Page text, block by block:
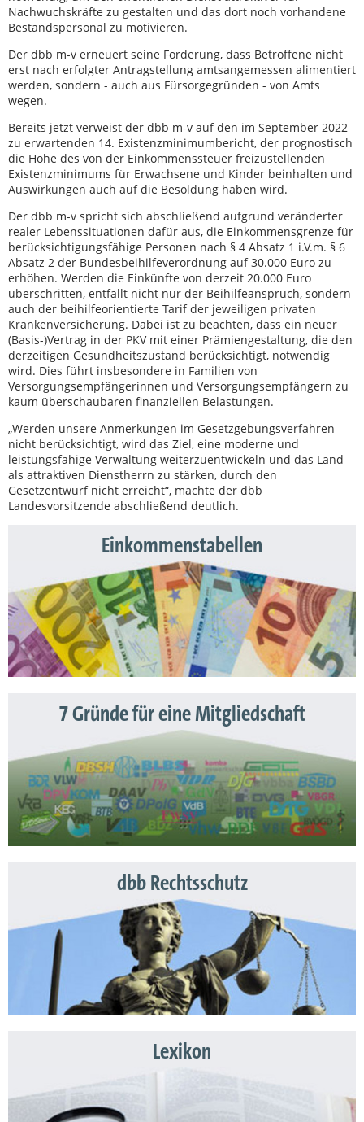
Nachwuchskräfte zu gestalten und das dort noch vorhandene
Bestandspersonal zu motivieren.
Der dbb m-v erneuert seine Forderung, dass Betroffene nicht
erst nach erfolgter Antragstellung amtsangemessen alimentiert
werden, sondern - auch aus Fürsorgegründen - von Amts
wegen.
Bereits jetzt verweist der dbb m-v auf den im September 2022
zu erwartenden 14. Existenzminimumbericht, der prognostisch
die Höhe des von der Einkommenssteuer freizustellenden
Existenzminimums für Erwachsene und Kinder beinhalten und
Auswirkungen auch auf die Besoldung haben wird.
Der dbb m-v spricht sich abschließend aufgrund veränderter
realer Lebenssituationen dafür aus, die Einkommensgrenze für
berücksichtigungsfähige Personen nach § 4 Absatz 1 i.V.m. § 6
Absatz 2 der Bundesbeihilfeverordnung auf 30.000 Euro zu
erhöhen. Werden die Einkünfte von derzeit 20.000 Euro
überschritten, entfällt nicht nur der Beihilfeanspruch, sondern
auch der beihilfeorientierte Tarif der jeweiligen privaten
Krankenversicherung. Dabei ist zu beachten, dass ein neuer
(Basis-)Vertrag in der PKV mit einer Prämiengestaltung, die den
derzeitigen Gesundheitszustand berücksichtigt, notwendig
wird. Dies führt insbesondere in Familien von
Versorgungsempfängerinnen und Versorgungsempfängern zu
kaum überschaubaren finanziellen Belastungen.
„Werden unsere Anmerkungen im Gesetzgebungsverfahren
nicht berücksichtigt, wird das Ziel, eine moderne und
leistungsfähige Verwaltung weiterzuentwickeln und das Land
als attraktiven Dienstherrn zu stärken, durch den
Gesetzentwurf nicht erreicht“, machte der dbb
Landesvorsitzende abschließend deutlich.
Einkommenstabellen
7 Gründe für eine Mitgliedschaft
dbb Rechtsschutz
Lexikon